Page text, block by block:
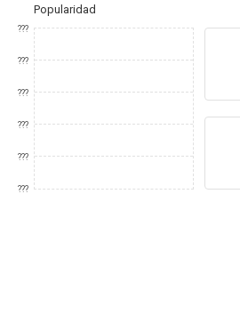
Popularidad
???
???
???
???
???
???